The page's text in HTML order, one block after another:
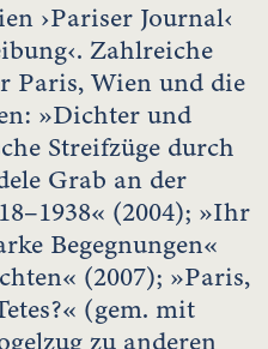
›Pariser Journal‹
Zahlreiche
Paris, Wien und die
»Dichter und
Streifzüge durch
Grab an der
(2004); »Ihr
Begegnungen«
(2007); »Paris,
(gem. mit
zu anderen